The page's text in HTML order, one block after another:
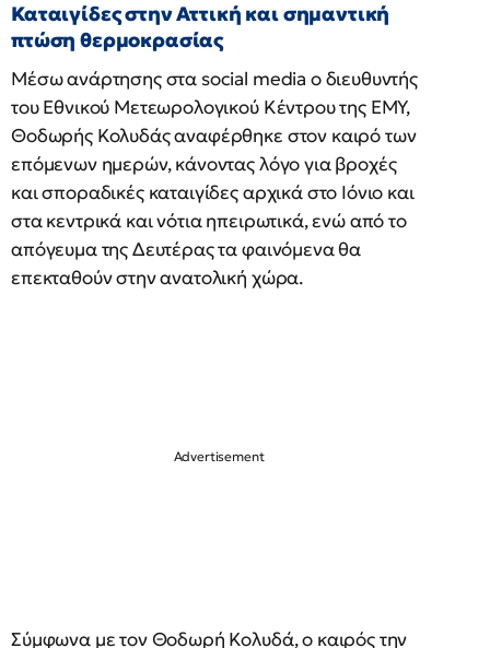
Καταιγίδες στην Αττική και σημαντική
πτώση θερμοκρασίας
Μέσω ανάρτησης στα social media ο διευθυντής
του Εθνικού Μετεωρολογικού Κέντρου της ΕΜΥ,
Θοδωρής Κολυδάς αναφέρθηκε στον καιρό των
επόμενων ημερών, κάνοντας λόγο για βροχές
και σποραδικές καταιγίδες αρχικά στο Ιόνιο και
στα κεντρικά και νότια ηπειρωτικά, ενώ από το
απόγευμα της Δευτέρας τα φαινόμενα θα
επεκταθούν στην ανατολική χώρα.
Σύμφωνα με τον Θοδωρή Κολυδά, ο καιρός την